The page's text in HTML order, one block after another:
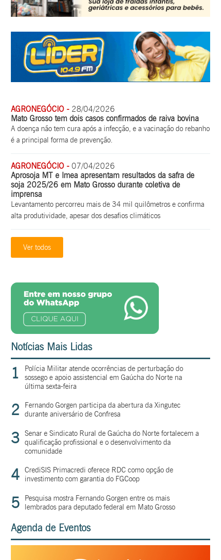
AGRONEGÓCIO -28/04/2026
Mato Grosso tem dois casos confirmados de raiva bovina
A doença não tem cura após a infecção, e a vacinação do rebanho
é a principal forma de prevenção.
AGRONEGÓCIO -07/04/2026
Aprosoja MT e Imea apresentam resultados da safra de
soja 2025/26 em Mato Grosso durante coletiva de
imprensa
Levantamento percorreu mais de 34 mil quilômetros e confirma
alta produtividade, apesar dos desafios climáticos
Ver todos
Notícias Mais Lidas
1
Polícia Militar atende ocorrências de perturbação do
sossego e apoio assistencial em Gaúcha do Norte na
última sexta-feira
2
Fernando Gorgen participa da abertura da Xingutec
durante aniversário de Confresa
3
Senar e Sindicato Rural de Gaúcha do Norte fortalecem a
qualificação profissional e o desenvolvimento da
comunidade
4 CrediSIS Primacredi oferece RDC como opção de
investimento com garantia do FGCoop
5
Pesquisa mostra Fernando Gorgen entre os mais
lembrados para deputado federal em Mato Grosso
Agenda de Eventos